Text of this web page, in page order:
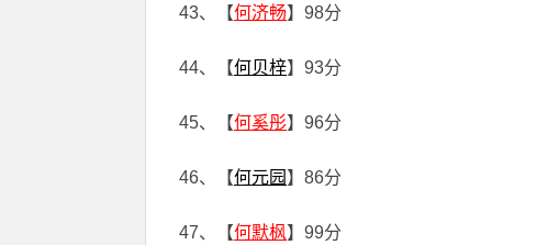
43、【何济畅】98分
44、【何贝梓】93分
45、【何奚彤】96分
46、【何元园 】86分
47、【何默枫】99分